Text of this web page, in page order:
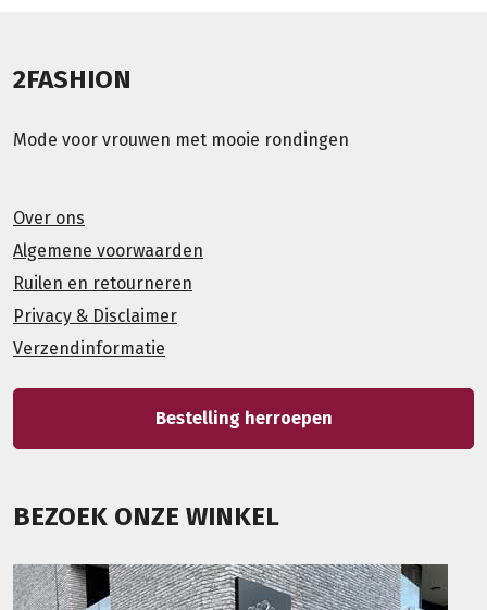
2FASHION
Mode voor vrouwen met mooie rondingen
Over ons
Algemene voorwaarden
Ruilen en retourneren
Privacy & Disclaimer
Verzendinformatie
Bestelling herroepen
BEZOEK ONZE WINKEL